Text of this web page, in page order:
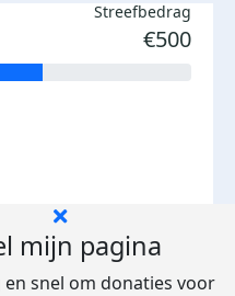
Streefbedrag
€500
mijn pagina
en snel om donaties voor